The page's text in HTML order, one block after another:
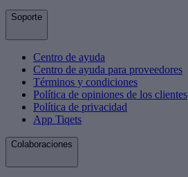
Soporte
Centro de ayuda
Centro de ayuda para proveedores
Términos y condiciones
Política de opiniones de los clientes
Política de privacidad
App Tiqets
Colaboraciones